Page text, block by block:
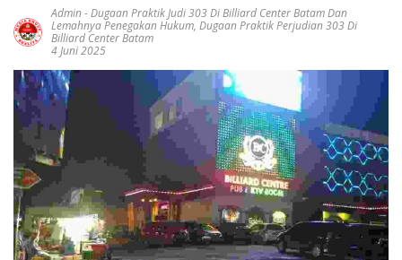
Admin-Dugaan Praktik Judi 303 Di Billiard Center Batam Dan
Lemahnya Penegakan Hukum, Dugaan Praktik Perjudian 303 Di
Billiard Center Batam
4 Juni 2025